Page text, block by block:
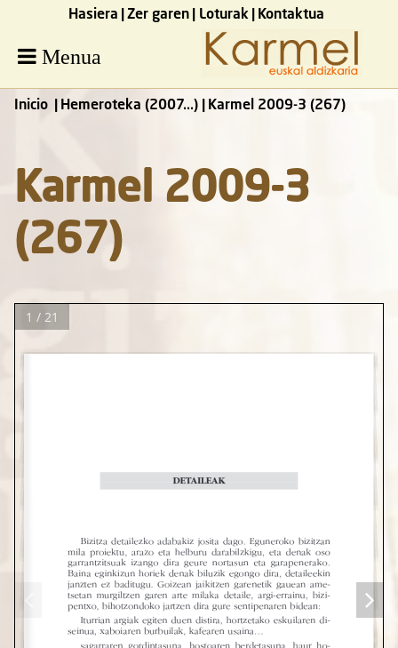
Hasiera Zer garen Loturak Kontaktua
Menua
Inicio Hemeroteka (2007...) Karmel 2009-3 (267)
Karmel 2009-3
(267)
1 / 21